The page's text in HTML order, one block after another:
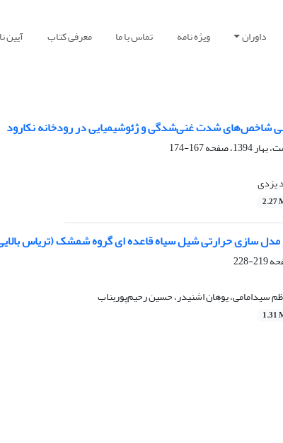
داوران ویژه نامه تماس با ما معرفی کتاب آیین
شاخص‌های شدت غنی‌شدگی و ژئوشیمیایی در رودخانه ‌نکارود
167-174
یزدی
2.27
سازی حرارتی شیل سیاه قاعده ای گروه شمشک (تریاس
219-228
سیدامامی، یوهان اشنیدر، حسین رحیم‌پوربناب
1.31